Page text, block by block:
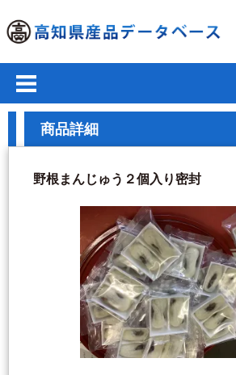
商品詳細
野根まんじゅう２個入り密封